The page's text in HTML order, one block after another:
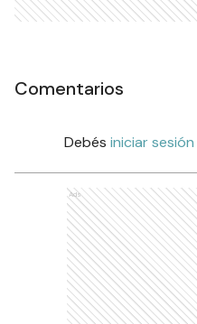
Comentarios
Debés iniciar sesión
Ads